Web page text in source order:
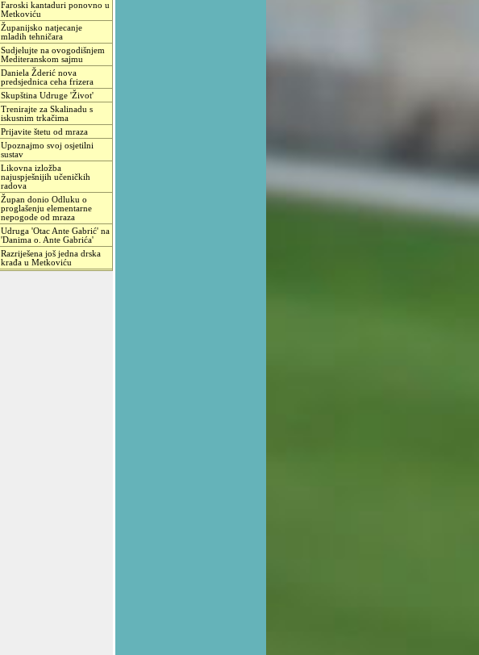
Faroski kantaduri ponovno u
Metkoviću
Županijsko natjecanje
mladih tehničara
Sudjelujte na ovogodišnjem
Mediteranskom sajmu
Daniela Žderić nova
predsjednica ceha frizera
Skupština Udruge 'Život'
Trenirajte za Skalinadu s
iskusnim trkačima
Prijavite štetu od mraza
Upoznajmo svoj osjetilni
sustav
Likovna izložba
najuspješnijih učeničkih
radova
Župan donio Odluku o
proglašenju elementarne
nepogode od mraza
Udruga 'Otac Ante Gabrić' na
'Danima o. Ante Gabrića'
Razriješena još jedna drska
krađa u Metkoviću